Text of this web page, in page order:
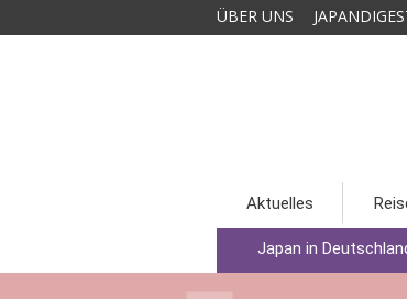
ÜBER UNS
Aktuelles
Japan in